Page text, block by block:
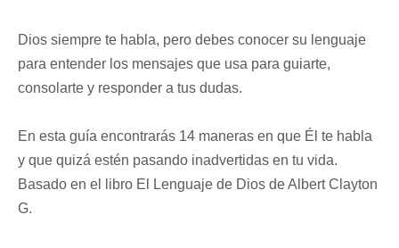
Dios siempre te habla, pero debes conocer su lenguaje
para entender los mensajes que usa para guiarte,
consolarte y responder a tus dudas.
En esta guía encontrarás 14 maneras en que Él te habla
y que quizá estén pasando inadvertidas en tu vida.
Basado en el libro El Lenguaje de Dios de Albert Clayton
G.